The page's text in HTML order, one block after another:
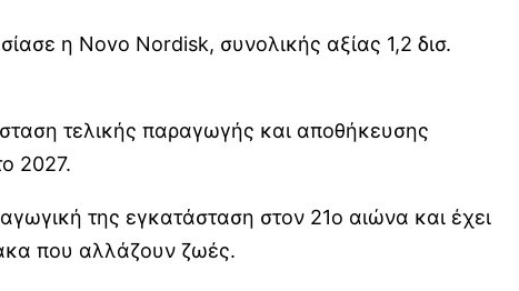
η Novo Nordisk, συνολικής αξίας 1,2 δισ.
τελικής παραγωγής και αποθήκευσης
2027.
της εγκατάσταση στον 21ο αιώνα και έχει
που αλλάζουν ζωές.